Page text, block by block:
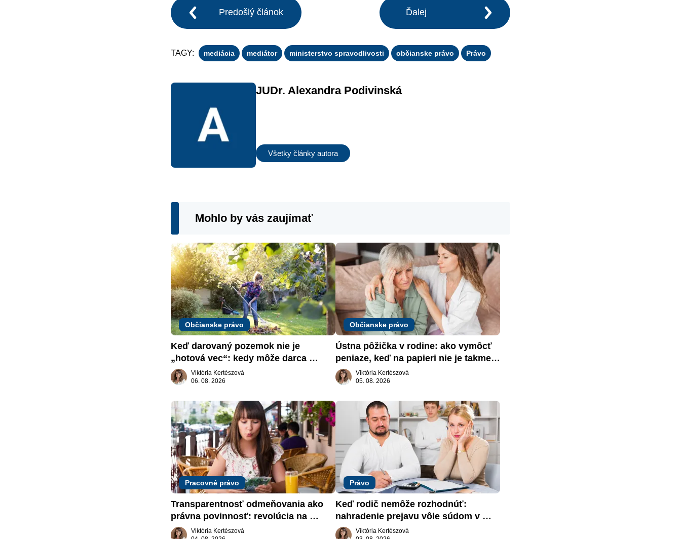
Predošlý článok Ďalej
TAGY: mediácia mediátor ministerstvo spravodlivosti občianske právo Právo
JUDr. Alexandra Podivinská
Všetky články autora
Mohlo by vás zaujímať
Občianske právo
Keď darovaný pozemok nie je
„hotová vec“: kedy môže darca
žiadať dar späť
Viktória Kertészová
06. 08. 2026
Občianske právo
Ústna pôžička v rodine: ako vymôcť
peniaze, keď na papieri nie je takmer
nič
Viktória Kertészová
05. 08. 2026
Pracovné právo
Transparentnosť odmeňovania ako
právna povinnosť: revolúcia na
slovenskom trhu práce
Viktória Kertészová
Právo
Keď rodič nemôže rozhodnúť:
nahradenie prejavu vôle súdom v
záujme dieťaťa
Viktória Kertészová